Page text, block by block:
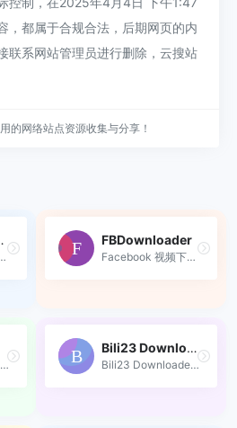
，都属于合规合法，后期网页的内
联系网站管理员进行删除，云搜站
的网络站点资源收集与分享！
转MP3转换器...
FBDownloader
Facebook 视频下载器，下载 F...
SaveFrom，net提供最简单、最...
Bili23 Downloader
Bili23 Downloader是一个跨平...